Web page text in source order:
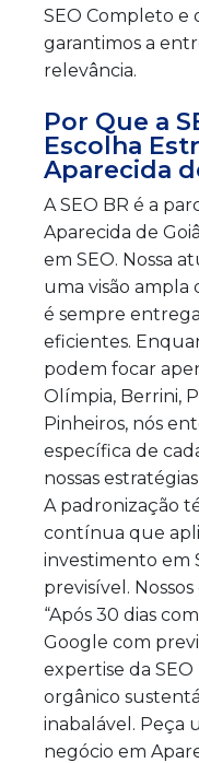
SEO Completo e
garantimos a
relevância.
Por Que a
Escolha
Aparecida
A SEO BR é a
Aparecida de
em SEO. Nossa
uma visão ampla
é sempre
eficientes.
podem focar
Olímpia, Berrini,
Pinheiros, nós
específica de
nossas
A padronização
contínua que
investimento em
previsível.
“Após 30 dias
Google com
expertise da
orgânico
inabalável. Peça
negócio em